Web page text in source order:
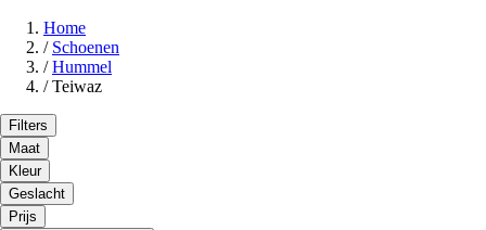
Home
/ Schoenen
/ Hummel
/ Teiwaz
Filters
Maat
Kleur
Geslacht
Prijs